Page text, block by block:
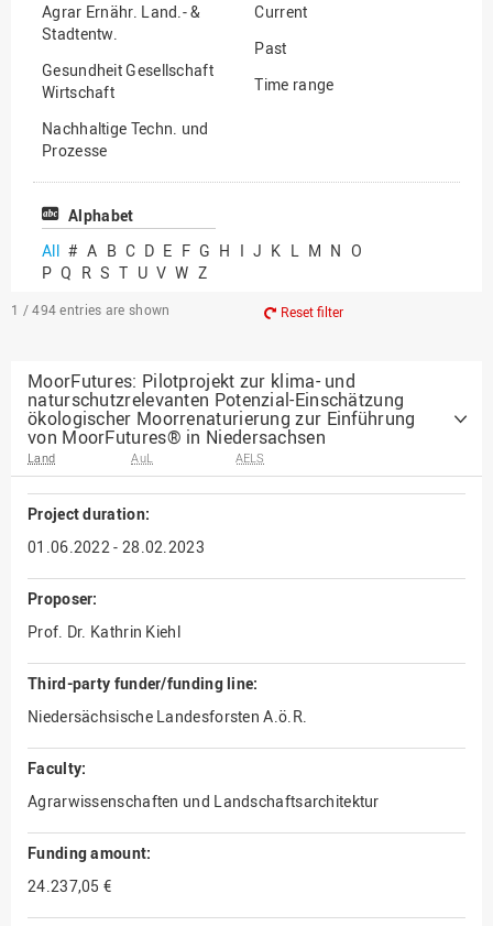
Agrar Ernähr. Land.- &
Stadtentw.
Gesundheit Gesellschaft
Wirtschaft
Nachhaltige Techn. und
Prozesse
Vielfältiges Forschen
Current
Past
Time range
Alphabet
All # A B C D E F G H I J K L M N O
P Q R S T U V W Z
1 / 494 entries are shown Reset filter
MoorFutures: Pilotprojekt zur klima- und
naturschutzrelevanten Potenzial-Einschätzung
ökologischer Moorrenaturierung zur Einführung
von MoorFutures® in Niedersachsen
Land AuL AELS
Project duration:
01.06.2022 - 28.02.2023
Proposer:
Prof. Dr. Kathrin Kiehl
Third-party funder/funding line:
Niedersächsische Landesforsten A.ö.R.
Faculty:
Agrarwissenschaften und Landschaftsarchitektur
Funding amount:
24.237,05 €